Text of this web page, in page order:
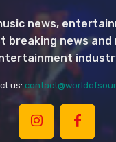
news,
breaking news
us: